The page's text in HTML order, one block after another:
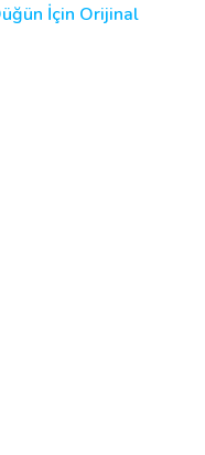
İçin Orijinal